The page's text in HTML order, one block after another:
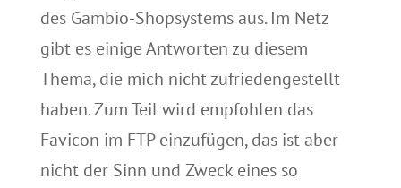
des Gambio-Shopsystemsaus. Im Netz
gibt es einige Antworten zu diesem
Thema, die mich nicht zufriedengestellt
haben.Zum Teil wird empfohlen das
Favicon im FTP einzufügen, das ist aber
nicht der Sinn und Zweck eines so